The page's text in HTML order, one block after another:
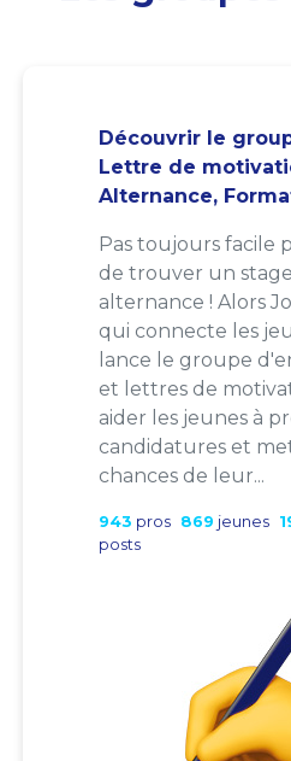
Découvrir le
Lettre de
Alternance,
Pas toujours facile
de trouver un
alternance ! Alors
qui connecte les
lance le groupe
et lettres de
aider les jeunes à
candidatures et
chances de leur...
943 pros 869 jeunes
posts